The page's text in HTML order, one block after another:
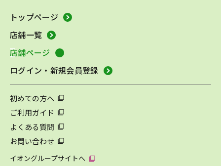
トップページ
店舗一覧
店舗ページ
ログイン・新規会員登録
初めての方へ
ご利用ガイド
よくある質問
お問い合わせ
イオングループサイトへ